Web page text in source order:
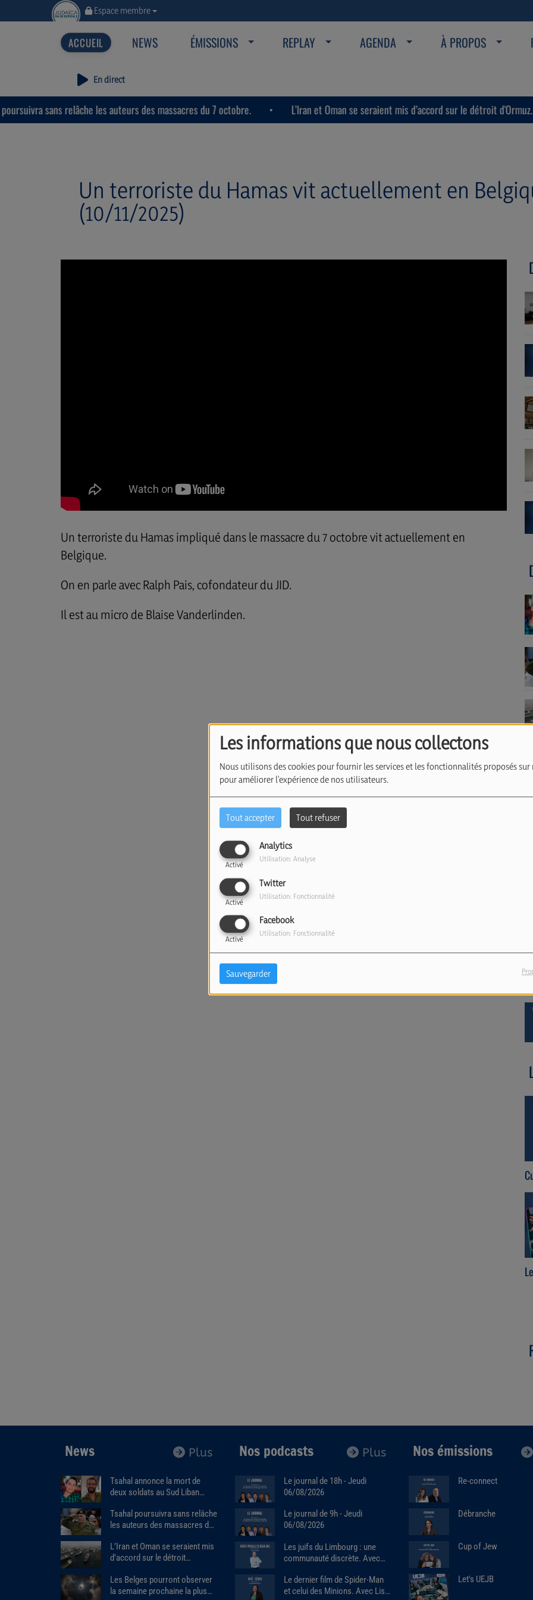
Les informations que nous collectons
Nous utilisons des cookies pour fournir les services et les fonctionnalités proposés
pour améliorer l'expérience de nos utilisateurs.
Tout accepter Tout refuser
Analytics
Activé
Utilisation: Analyse
Twitter
Activé
Utilisation: Fonctionnalité
Facebook
Activé
Utilisation: Fonctionnalité
Sauvegarder
Espace membre
NEWS ÉMISSIONS REPLAY AGENDA À PROPOS
En direct
sans relâche les auteurs des massacres du 7 octobre. L’Iran et Oman se seraient mis d’accord sur le détroit d'Ormuz.
Un terroriste du Hamas vit actuellement en
(10/11/2025)
Un terroriste du Hamas impliqué dans le massacre du 7 octobre vit actuellement en
Belgique.
On en parle avec Ralph Pais, cofondateur du JID.
Il est au micro de Blaise Vanderlinden.
Plus
News
Tsahal annonce la mort de
deux soldats au Sud Liban
piégé.
Tsahal poursuivra sans relâche
les auteurs des massacres du
L’Iran et Oman se seraient mis
d’accord sur le détroit
Les Belges pourront observer
la semaine prochaine la plus
Plus
Nos podcasts
Le journal de 18h - Jeudi
06/08/2026
Le journal de 9h - Jeudi
06/08/2026
Les juifs du Limbourg : une
communauté discrète. Avec
Le dernier film de Spider-Man
et celui des Minions. Avec Lise
Nos émissions
Re-connect
Débranche
Cup of Jew
Let's UEJB